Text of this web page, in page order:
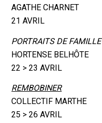
AGATHE CHARNET
21 AVRIL
PORTRAITS DE FAMILLE
HORTENSE BELHÔTE
22 > 23 AVRIL
REMBOBINER
COLLECTIF MARTHE
25 > 26 AVRIL